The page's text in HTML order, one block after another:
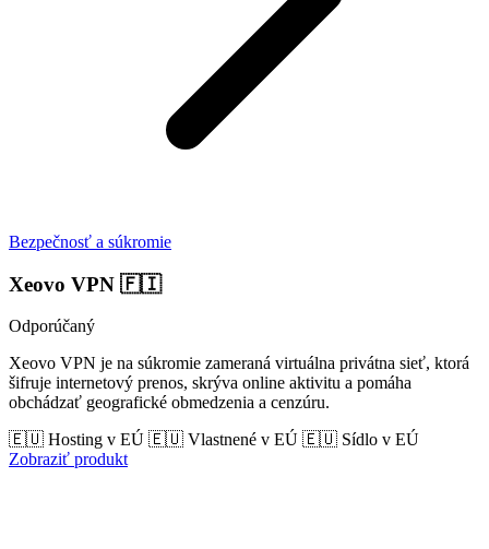
Bezpečnosť a súkromie
Xeovo VPN 🇫🇮
Odporúčaný
Xeovo VPN je na súkromie zameraná virtuálna privátna sieť, ktorá
šifruje internetový prenos, skrýva online aktivitu a pomáha
obchádzať geografické obmedzenia a cenzúru.
🇪🇺 Hosting v EÚ 🇪🇺 Vlastnené v EÚ 🇪🇺 Sídlo v EÚ
Zobraziť produkt